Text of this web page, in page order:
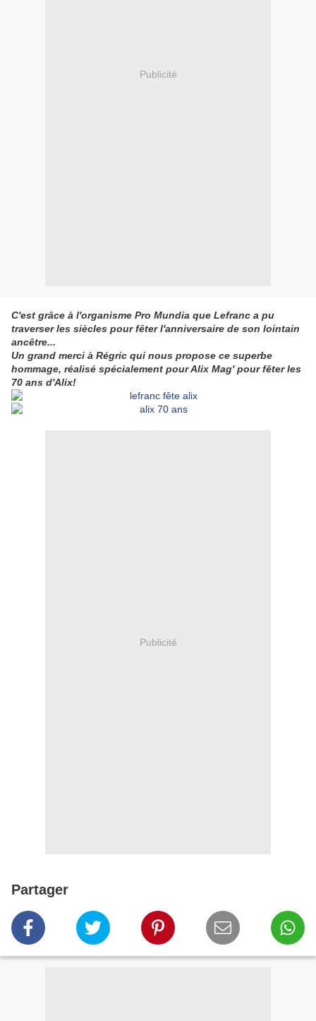
Publicité
C'est grâce à l'organisme Pro Mundia que Lefranc a pu
traverser les siècles pour fêter l'anniversaire de son lointain
ancêtre...
Un grand merci à Régric qui nous propose ce superbe
hommage, réalisé spécialement pour Alix Mag' pour fêter les
70 ans d'Alix!
Publicité
Partager